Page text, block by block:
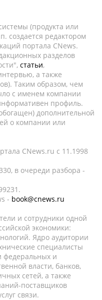
(продукта или
создается редактором
портала CNews.
разделов
статьи,
а также
Таким образом, чем
с именем компании
профиль.
дополнительной
о компании или
CNews.ru c 11.1998
в очереди разбора -
- book@cnews.ru
и сотрудники одной
экономики:
Ядро аудитории
специалисты
федеральных и
власти, банков,
сетей, а также
поставщиков
связи.